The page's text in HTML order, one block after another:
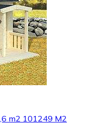
m2 101249 M2